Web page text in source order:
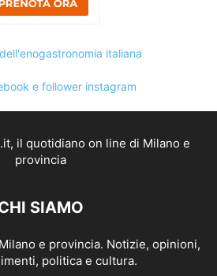
SIAMO
e provincia. Notizie, opinioni,
politica e cultura.